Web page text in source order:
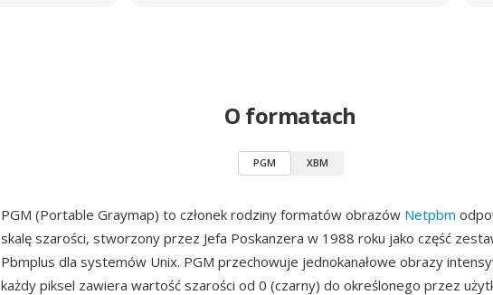
O formatach
PGM XBM
PGM (Portable Graymap) to członek rodziny formatów obrazów Netpbm
skalę szarości, stworzony przez Jefa Poskanzera w 1988 roku jako część
Pbmplus dla systemów Unix. PGM przechowuje jednokanałowe obrazy
każdy piksel zawiera wartość szarości od 0 (czarny) do określonego przez